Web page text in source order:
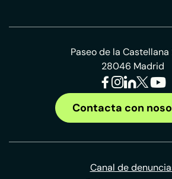
Paseo de la
28046 Madrid
Contacta con
Canal de